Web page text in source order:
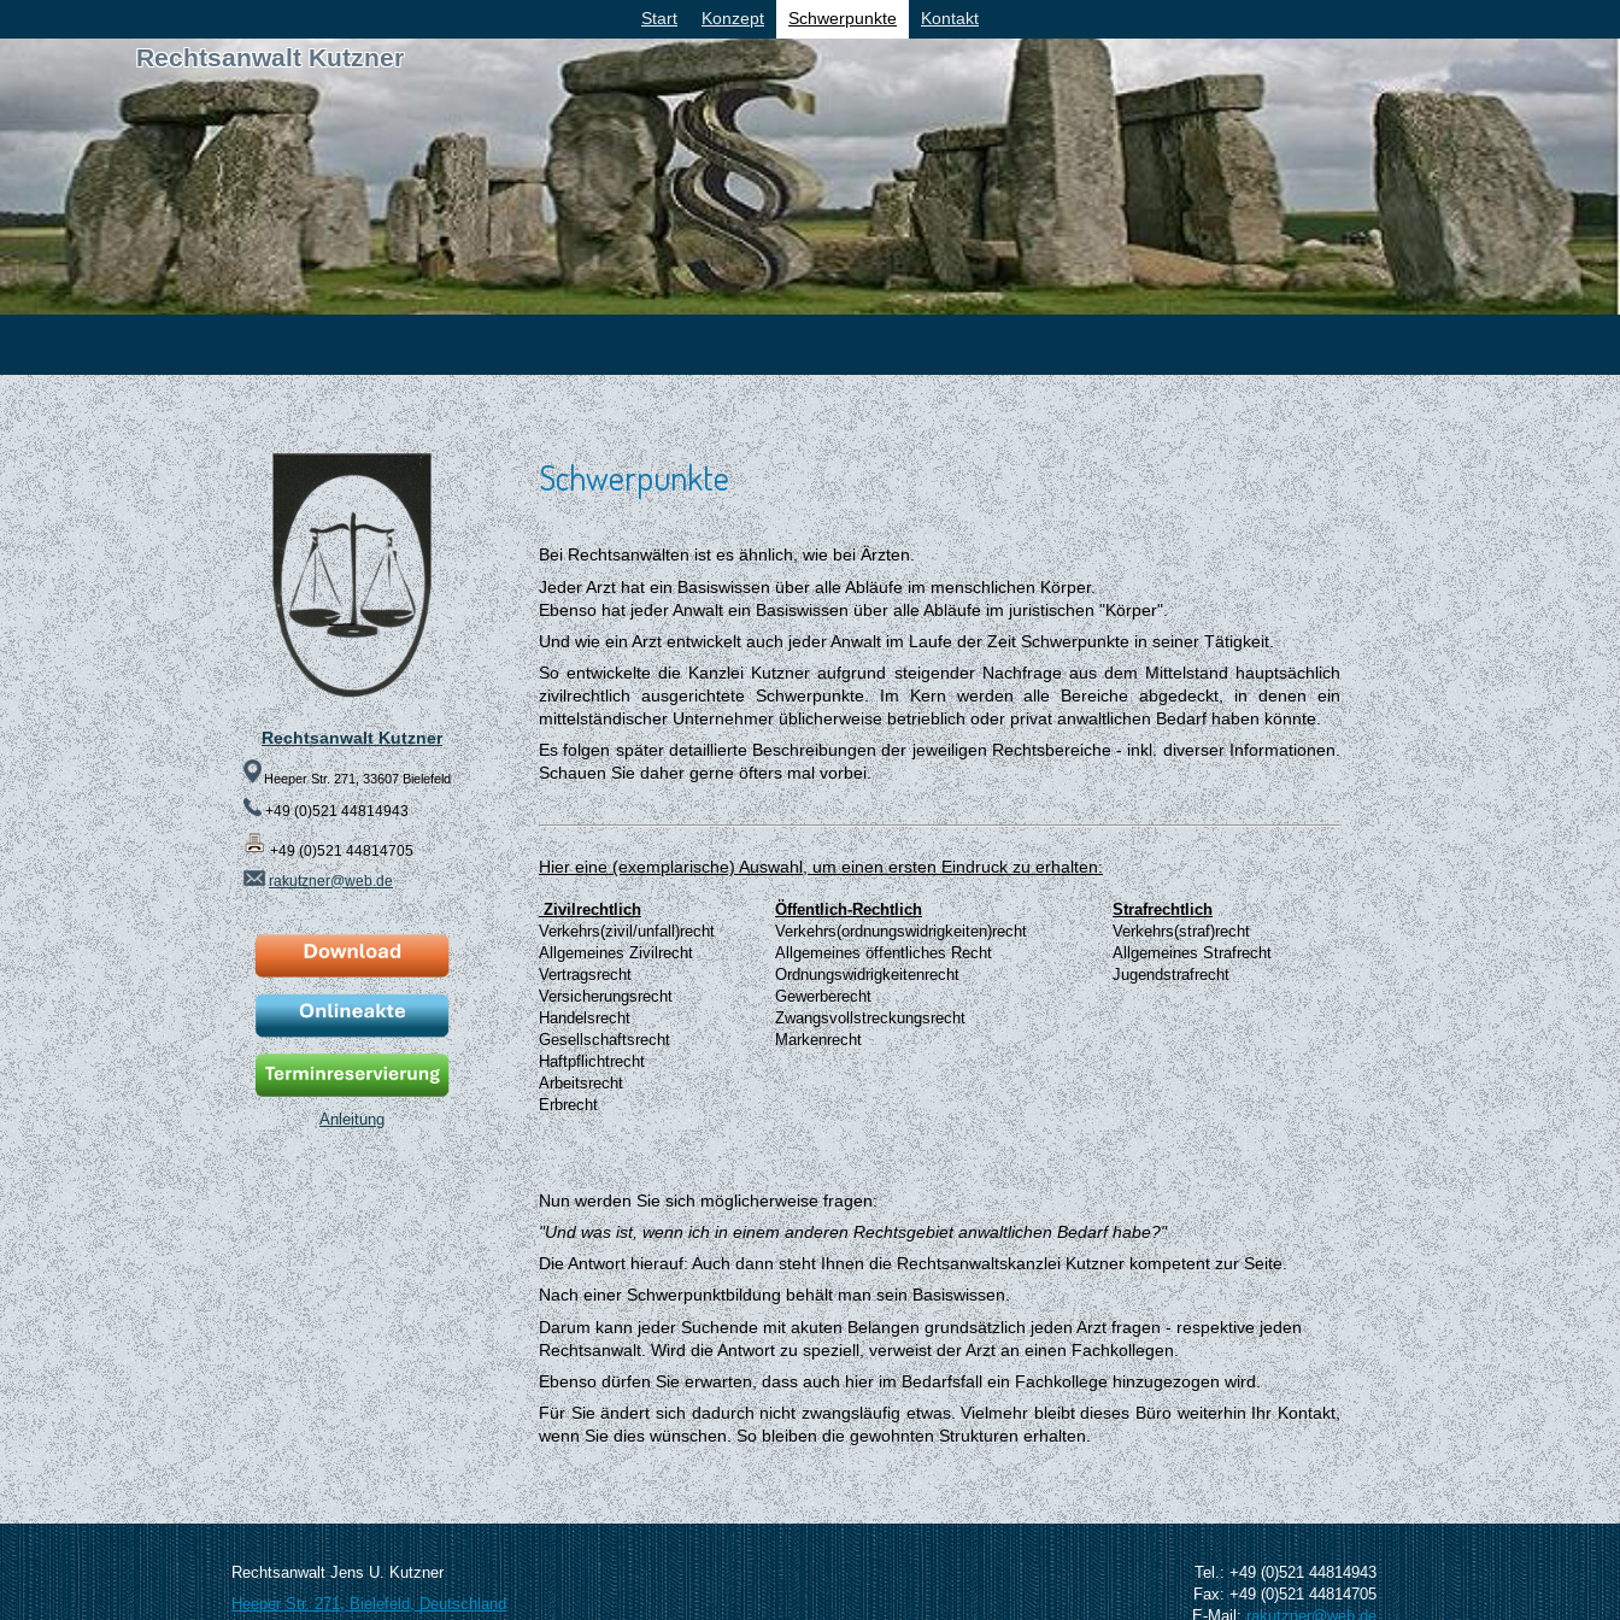
Start Konzept Schwerpunkte Kontakt
Rechtsanwalt Kutzner
Rechtsanwalt Kutzner
Heeper Str. 271, 33607 Bielefeld
+49 (0)521 44814943
+49 (0)521 44814705
rakutzner@web.de
Anleitung
Schwerpunkte
Bei Rechtsanwälten ist es ähnlich, wie bei Ärzten.
Jeder Arzt hat ein Basiswissen über alle Abläufe im menschlichen Körper.
Ebenso hat jeder Anwalt ein Basiswissen über alle Abläufe im juristischen "Körper".
Und wie ein Arzt entwickelt auch jeder Anwalt im Laufe der Zeit Schwerpunkte in seiner Tätigkeit.
So entwickelte die Kanzlei Kutzner aufgrund steigender Nachfrage aus dem Mittelstand hauptsächlich
zivilrechtlich ausgerichtete Schwerpunkte.Im Kern werden alle Bereiche abgedeckt, in denen ein
mittelständischer Unternehmer üblicherweise betrieblich oder privat anwaltlichen Bedarf haben könnte.
Es folgen später detaillierte Beschreibungen der jeweiligen Rechtsbereiche - inkl. diverser Informationen.
Schauen Sie daher gerne öfters mal vorbei.
Hier eine (exemplarische) Auswahl, um einen ersten Eindruck zu erhalten:
Zivilrechtlich Öffentlich-Rechtlich
Strafrechtlich
Verkehrs(zivil/unfall)recht
Verkehrs(ordnungswidrigkeiten)recht
Verkehrs(straf)recht
Allgemeines Zivilrecht
Allgemeines öffentliches Recht
Allgemeines Strafrecht
Vertragsrecht
Ordnungswidrigkeitenrecht
Jugendstrafrecht
Versicherungsrecht
Gewerberecht
Handelsrecht
Zwangsvollstreckungsrecht
Gesellschaftsrecht
Markenrecht
Haftpflichtrecht
Arbeitsrecht
Erbrecht
Nun werden Sie sich möglicherweise fragen:
"Und was ist, wenn ich in einem anderen Rechtsgebiet anwaltlichen Bedarf habe?"
Die Antwort hierauf: Auch dann steht Ihnen die Rechtsanwaltskanzlei Kutzner kompetent zur Seite.
Nach einer Schwerpunktbildung behält man sein Basiswissen.
Darum kann jeder Suchende mit akuten Belangen grundsätzlich jeden Arzt fragen - respektive jeden
Rechtsanwalt. Wird die Antwort zu speziell, verweist der Arzt an einen Fachkollegen.
Ebenso dürfen Sie erwarten, dass auch hier im Bedarfsfall ein Fachkollegehinzugezogen wird.
Für Sie ändert sich dadurch nicht zwangsläufig etwas. Vielmehr bleibt dieses Büro weiterhin Ihr Kontakt,
wenn Sie dies wünschen.So bleiben die gewohnten Strukturen erhalten.
Rechtsanwalt Jens U. Kutzner
Heeper Str. 271,Bielefeld,Deutschland
Tel.: +49 (0)521 44814943
Fax: +49 (0)521 44814705
E-Mail:rakutzner@web.de